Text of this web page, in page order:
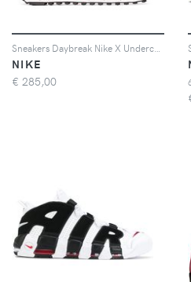
NIKE
€ 285,00